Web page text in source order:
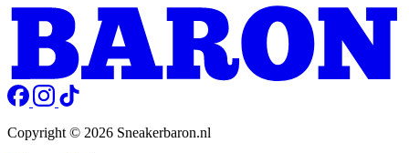
Copyright © 2026 Sneakerbaron.nl